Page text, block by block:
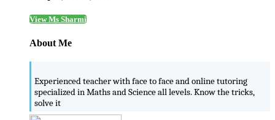
View Ms Sharmi
About Me
Experienced teacher with face to face and online tutoring
specialized in Maths and Science all levels. Know the tricks,
solve it